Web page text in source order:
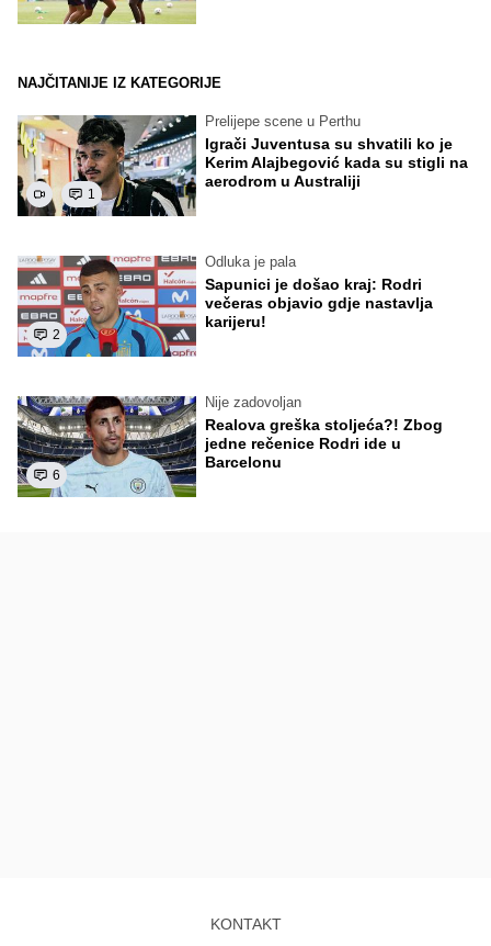
NAJČITANIJE IZ KATEGORIJE
1
Prelijepe scene u Perthu
Igrači Juventusa su shvatili ko je
Kerim Alajbegović kada su stigli na
aerodrom u Australiji
2
Odluka je pala
Sapunici je došao kraj: Rodri
večeras objavio gdje nastavlja
karijeru!
6
Nije zadovoljan
Realova greška stoljeća?! Zbog
jedne rečenice Rodri ide u
Barcelonu
KONTAKT